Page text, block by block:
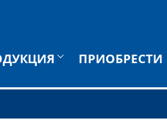
ПРИОБРЕСТИ